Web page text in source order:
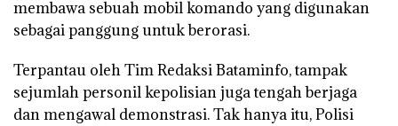
membawa sebuah mobil komando yang digunakan
sebagai panggung untuk berorasi.
Terpantau oleh Tim Redaksi Bataminfo, tampak
sejumlah personil kepolisian juga tengah berjaga
dan mengawal demonstrasi. Tak hanya itu, Polisi